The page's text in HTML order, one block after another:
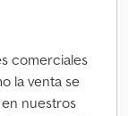
comerciales
la venta se
nuestros